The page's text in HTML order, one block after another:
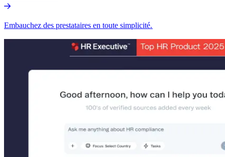
Embauchez des prestataires en toute simplicité.​​